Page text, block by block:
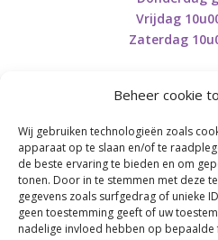
Beheer cookie
Wij gebruiken technologieën zoals
apparaat op te slaan en/of te
de beste ervaring te bieden en om
tonen. Door in te stemmen met deze
gegevens zoals surfgedrag of unieke
geen toestemming geeft of uw
nadelige invloed hebben op bepaalde
Vrijdag
Zaterdag
Retourneren en herroepen